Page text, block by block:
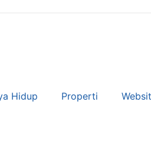
Hidup Properti